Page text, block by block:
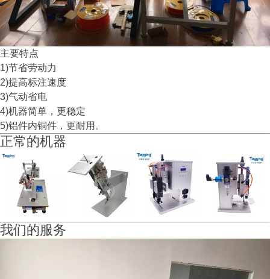
主要特点
1)节省劳动力
2)提高标注速度
3)气动省电
4)机器简单，更稳定
5)铝件内铜件，更耐用。
正常的机器
我们的服务